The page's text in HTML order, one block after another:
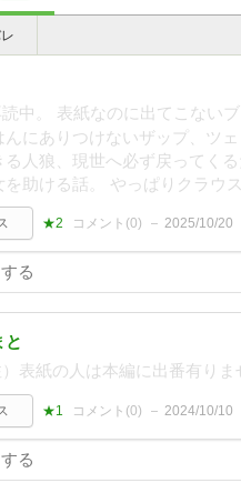
読中。 表紙なのに出てこない
んにありつけないザップ、ツ
る人狼、現世へ必ず戻ってく
を助ける話。 やっぱりクラウ
★2 コメント(0) 2025/10/20
と
表紙の人は本編に出番有りま
★1 コメント(0) 2024/10/10